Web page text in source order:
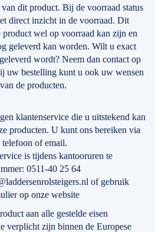
dit product. Bij de voorraad status
direct inzicht in de voorraad. Dit
product wel op voorraad kan zijn en
geleverd kan worden. Wilt u exact
wordt? Neem dan contact op
uw bestelling kunt u ook uw wensen
de producten.
klantenservice die u uitstekend kan
producten. U kunt ons bereiken via
of email.
is tijdens kantooruren te
0511-40 25 64
of gebruik
op onze website
aan alle gestelde eisen
verplicht zijn binnen de Europese